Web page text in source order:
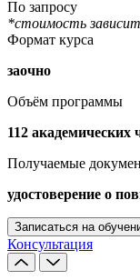
По запросу
*стоимость
Формат курса
заочно
Объём программы
112 академических
Получаемые
удостоверение о
Записаться на
Консультация